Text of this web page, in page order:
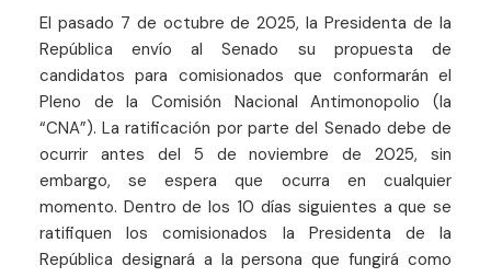
El pasado 7 de octubre de 2025, la Presidenta de la
República envío al Senado su propuesta de
candidatos para comisionados que conformarán el
Pleno de la Comisión Nacional Antimonopolio (la
“CNA”). La ratificación por parte del Senado debe de
ocurrir antes del 5 de noviembre de 2025, sin
embargo, se espera que ocurra en cualquier
momento. Dentro de los 10 días siguientes a que se
ratifiquen los comisionados la Presidenta de la
República designará a la persona que fungirá como